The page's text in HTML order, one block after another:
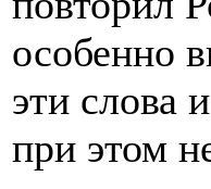
особенно
эти слова
при этом